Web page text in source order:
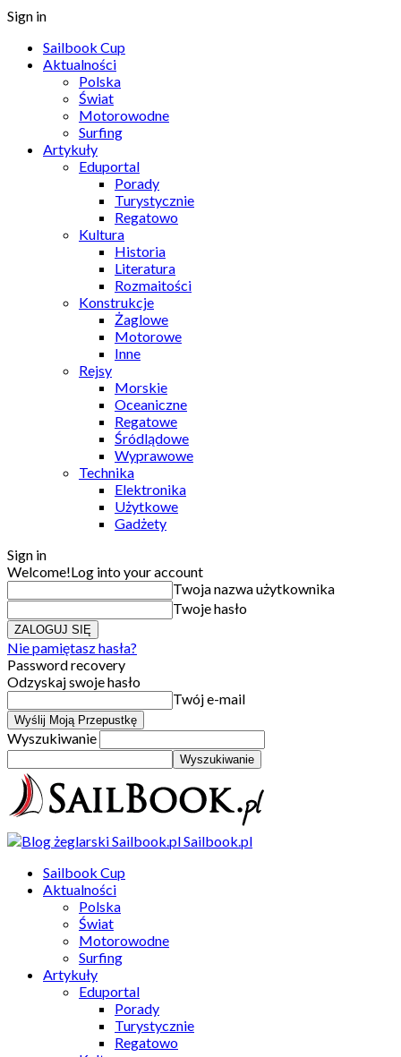
Sign in
Sailbook Cup
Aktualności
Polska
Świat
Motorowodne
Surfing
Artykuły
Eduportal
Porady
Turystycznie
Regatowo
Kultura
Historia
Literatura
Rozmaitości
Konstrukcje
Żaglowe
Motorowe
Inne
Rejsy
Morskie
Oceaniczne
Regatowe
Śródlądowe
Wyprawowe
Technika
Elektronika
Użytkowe
Gadżety
Sign in
Welcome!Log into your account
Twoja nazwa użytkownika
Twoje hasło
Nie pamiętasz hasła?
Password recovery
Odzyskaj swoje hasło
Twój e-mail
Wyszukiwanie
Sailbook.pl
Sailbook Cup
Aktualności
Polska
Świat
Motorowodne
Surfing
Artykuły
Eduportal
Porady
Turystycznie
Regatowo